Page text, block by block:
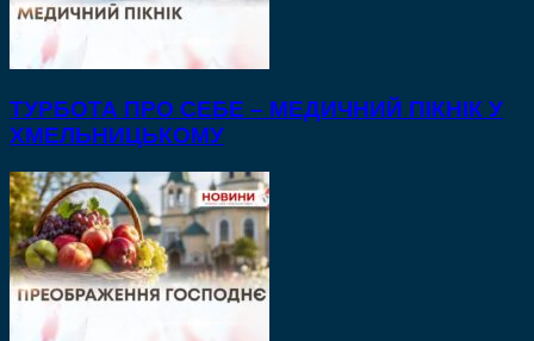
ТУРБОТА ПРО СЕБЕ – МЕДИЧНИЙ ПІКНІК У
ХМЕЛЬНИЦЬКОМУ